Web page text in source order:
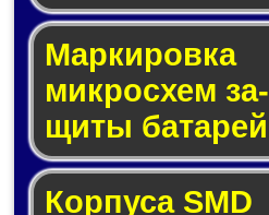
Мар­ки­ров­ка
мик­ро­схем за­
щи­ты ба­та­рей
Корпуса SMD